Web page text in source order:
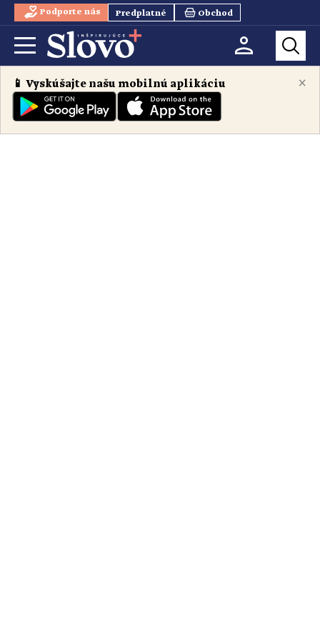
Podporte nás Predplatné Obchod
×
📱 Vyskúšajte našu mobilnú aplikáciu